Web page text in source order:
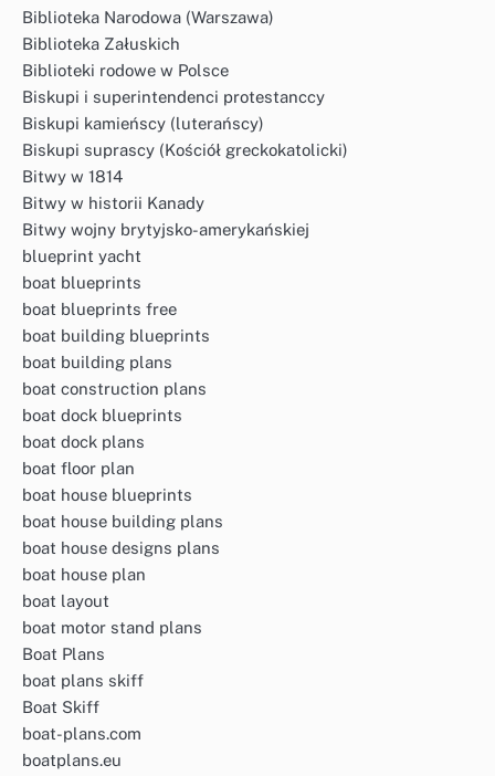
Biblioteka Narodowa (Warszawa)
Biblioteka Załuskich
Biblioteki rodowe w Polsce
Biskupi i superintendenci protestanccy
Biskupi kamieńscy (luterańscy)
Biskupi suprascy (Kościół greckokatolicki)
Bitwy w 1814
Bitwy w historii Kanady
Bitwy wojny brytyjsko-amerykańskiej
blueprint yacht
boat blueprints
boat blueprints free
boat building blueprints
boat building plans
boat construction plans
boat dock blueprints
boat dock plans
boat floor plan
boat house blueprints
boat house building plans
boat house designs plans
boat house plan
boat layout
boat motor stand plans
Boat Plans
boat plans skiff
Boat Skiff
boat-plans.com
boatplans.eu